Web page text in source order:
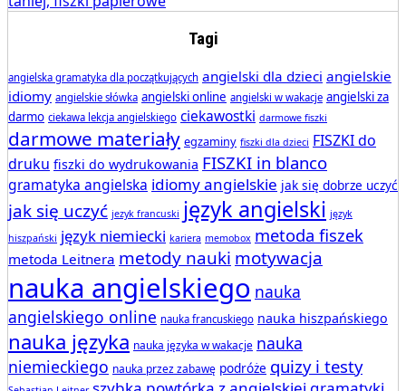
Tagi
angielska gramatyka dla początkujących angielski dla dzieci angielskie
idiomy angielskie słówka angielski online angielski w wakacje angielski za
darmo ciekawa lekcja angielskiego ciekawostki darmowe fiszki
darmowe materiały egzaminy fiszki dla dzieci FISZKI do
druku fiszki do wydrukowania FISZKI in blanco
gramatyka angielska idiomy angielskie jak się dobrze uczyć
jak się uczyć jezyk francuski język angielski język
hiszpański język niemiecki kariera memobox metoda fiszek
metoda Leitnera metody nauki motywacja
nauka angielskiego nauka
angielskiego online nauka francuskiego nauka hiszpańskiego
nauka języka nauka języka w wakacje nauka
niemieckiego nauka przez zabawę podróże quizy i testy